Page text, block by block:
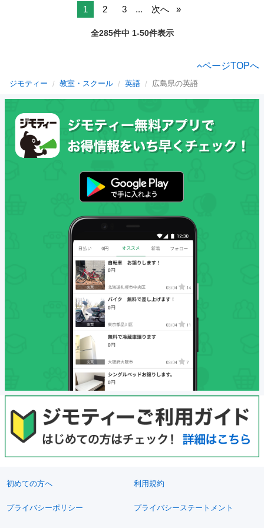
1 2 3 ... 次へ
全285件中 1-50件表示
ページTOPへ
ジモティー 教室・スクール 英語 広島県の英語
初めての方へ 利用規約
プライバシーポリシー プライバシーステートメント